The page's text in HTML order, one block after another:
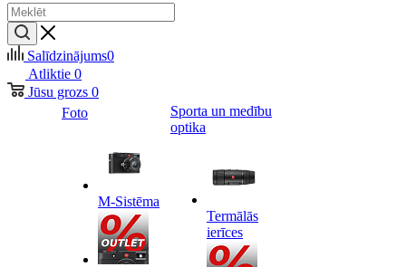
Salīdzinājums0
Atliktie 0
Jūsu grozs 0
Foto
M-Sistēma
Sporta un medību
optika
Termālās
ierīces